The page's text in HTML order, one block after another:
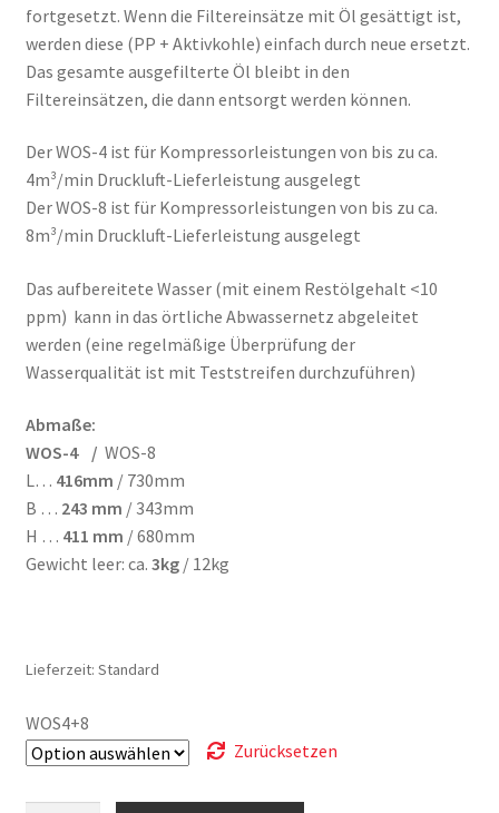
fortgesetzt. Wenn die Filtereinsätze mit Öl gesättigt ist,
werden diese (PP + Aktivkohle) einfach durch neue ersetzt.
Das gesamte ausgefilterte Öl bleibt in den
Filtereinsätzen, die dann entsorgt werden können.
Der WOS-4 ist für Kompressorleistungen von bis zu ca.
4m³/min Druckluft-Lieferleistung ausgelegt
Der WOS-8 ist für Kompressorleistungen von bis zu ca.
8m³/min Druckluft-Lieferleistung ausgelegt
Das aufbereitete Wasser (mit einem Restölgehalt <10
ppm) kann in das örtliche Abwassernetz abgeleitet
werden (eine regelmäßige Überprüfung der
Wasserqualität ist mit Teststreifen durchzuführen)
Abmaße:
WOS-4 / WOS-8
L… 416mm / 730mm
B … 243 mm / 343mm
H … 411 mm / 680mm
Gewicht leer: ca. 3kg/ 12kg
Lieferzeit: Standard
WOS4+8
Zurücksetzen